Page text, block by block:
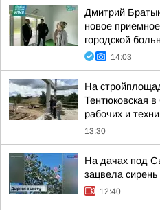
Дмитрий
новое
городской
14:03
На
Тентюковская
рабочих и
13:30
На дачах под
зацвела сирень
12:40